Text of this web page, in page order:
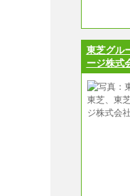
東芝グル
ージ株式